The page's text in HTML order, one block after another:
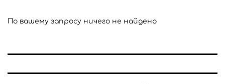
По вашему запросу ничего не найдено